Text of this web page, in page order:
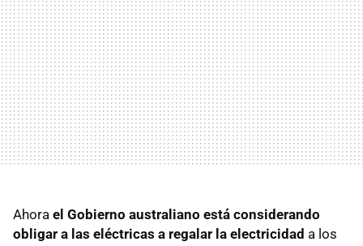
Ahora el Gobierno australiano está considerando
obligar a las eléctricas a regalar la electricidad a los